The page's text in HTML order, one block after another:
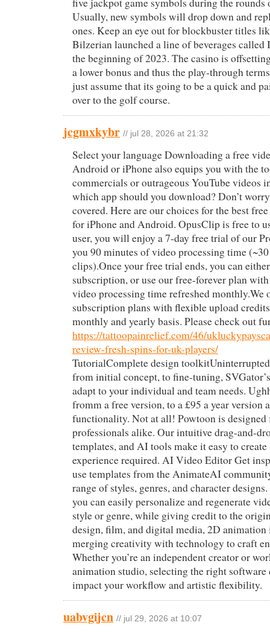
Usually, new symbols will drop down and
ones. Keep an eye out for blockbuster titles
Bilzerian launched a line of beverages called
the beginning of 2023. The casino is
a lower bonus and thus the play-through
just assume that its going to be a quick and
over to the golf course.
jcgmxkybr // jul 28, 2026 at 21:32
Select your language Downloading a free
Android or iPhone also equips you with the
commercials or outrageous YouTube videos
which app should you download? Don’t
covered. Here are our choices for the best
for iPhone and Android. OpusClip is free to
user, you will enjoy a 7-day free trial of our
you 90 minutes of video processing time
clips).Once your free trial ends, you can
subscription, or use our free-forever plan
video processing time refreshed monthly.We
subscription plans with flexible upload
monthly and yearly basis. Please check out
https://tattoopainrelief.com/46/
review-fresh-spins-for-uk-players/
TutorialComplete design
from initial concept, to fine-tuning,
adapt to your individual and team needs.
fromm a free version, to a £95 a year version
functionality. Not at all! Powtoon is designed
professionals alike. Our intuitive drag-and-
templates, and AI tools make it easy to
experience required. AI Video Editor Get
use templates from the AnimateAI
range of styles, genres, and character
you can easily personalize and regenerate
style or genre, while giving credit to the
design, film, and digital media, 2D animation
merging creativity with technology to craft
Whether you’re an independent creator or
animation studio, selecting the right
impact your workflow and artistic flexibility.
uabvgijcn // jul 29, 2026 at 10:07